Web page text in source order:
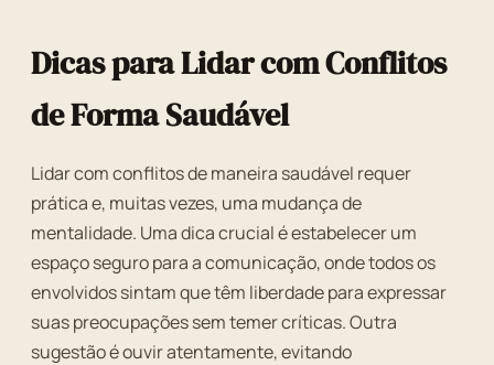
Dicas para Lidar com Conflitos
de Forma Saudável
Lidar com conflitos de maneira saudável requer
prática e, muitas vezes, uma mudança de
mentalidade. Uma dica crucial é estabelecer um
espaço seguro para a comunicação, onde todos os
envolvidos sintam que têm liberdade para expressar
suas preocupações sem temer críticas. Outra
sugestão é ouvir atentamente, evitando